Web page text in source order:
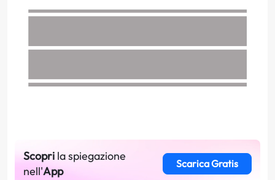
Scopri la spiegazione
nell'App
Scarica Gratis